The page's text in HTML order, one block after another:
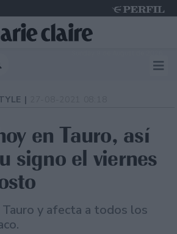
|
en Tauro, así
signo el viernes
y afecta a todos los